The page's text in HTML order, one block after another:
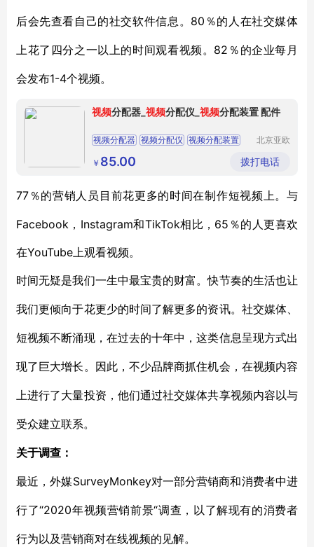
后会先查看自己的社交软件信息。 80％的人在社交媒体
上花了四分之一以上的时间观看视频。 82％的企业每月
会发布1-4个视频。
视频分配器_ 视频分配仪_ 视频分配装置 配件
视频分配器 视频分配仪 视频分配装置
北京亚欧
有限公司
￥ 85.00 拨打电话
77％的营销人员 目前花更多的时间在制作短视频上 。与
Facebook，Instagram和TikTok相比，65％的人更喜欢
在YouTube上观看视频。
时间无疑是我们一生中最宝贵的财富。快节奏的生活也让
我们更倾向于花更少的时间了解更多的资讯。社交媒体、
短视频不断涌现， 在过去的十年中，这类信息呈现方式出
现了巨大增长。因此， 不少品牌商抓住机会， 在视频内容
上进行了大量投资，他们通过社交媒体共享视频内容以与
受众建立联系。
关于调查：
最近，外媒SurveyMonkey对一部分营销商和消费者中进
行了“2020年视频营销前景“调查 ，以了解现有的消费者
行为以及营销商对在线视频的见解。